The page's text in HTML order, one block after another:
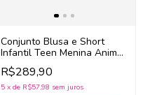
Conjunto Blusa e Short
Infantil Teen Menina Animé
N6085 (Bege/Amarelo)
R$289,90
5 x de R$57,98 sem juros